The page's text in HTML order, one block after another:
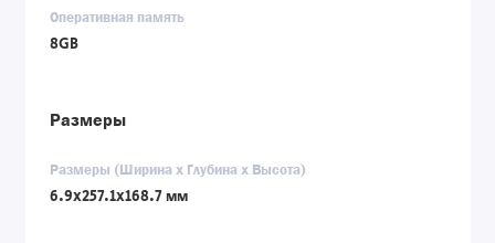
Оперативная память
8GB
Размеры
Размеры (Ширина x Глубина x Высота)
6.9x257.1x168.7 мм